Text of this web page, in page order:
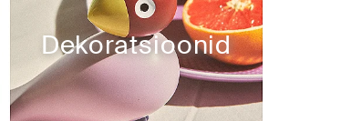
Dekoratsioonid